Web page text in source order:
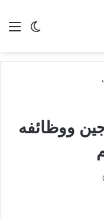
الوضع
ووظائفه